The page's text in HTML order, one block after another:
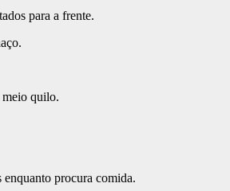
para a frente.
meio quilo.
enquanto procura comida.